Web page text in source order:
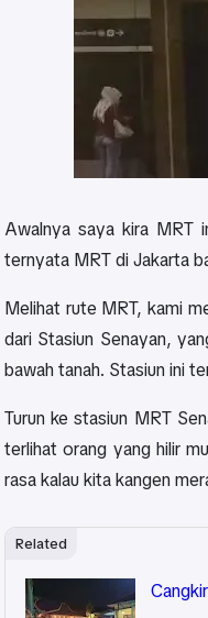
Awalnya saya kira MRT
ternyata MRT di Jakarta
Melihat rute MRT, kami
dari Stasiun Senayan,
bawah tanah. Stasiun ini
Turun ke stasiun MRT
terlihat orang yang hilir
rasa kalau kita kangen
Related